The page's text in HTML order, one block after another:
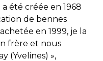
a été créée en 1968
de bennes
en 1999, je la
frère et nous
(Yvelines) »,